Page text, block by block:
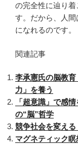
の完全性に辿り
す。だから、人
になれるのです。
関連記事
李承憲氏の脳教
力」を養う
「超意識」で感
の“脳”哲学
競争社会を変え
マグネティック瞑